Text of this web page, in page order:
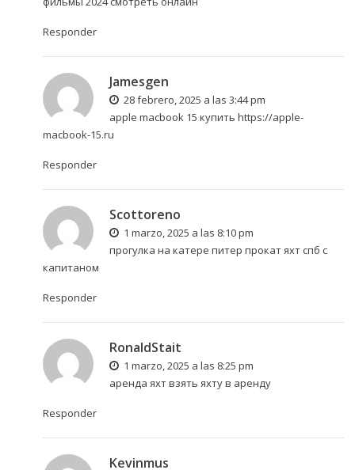
Responder
Jamesgen
28 febrero, 2025 a las 3:44 pm
apple macbook 15 купить https://apple-
macbook-15.ru
Responder
Scottoreno
1 marzo, 2025 a las 8:10 pm
прогулка на катере питер прокат яхт спб с
капитаном
Responder
RonaldStait
1 marzo, 2025 a las 8:25 pm
аренда яхтвзять яхту в аренду
Responder
Kevinmus